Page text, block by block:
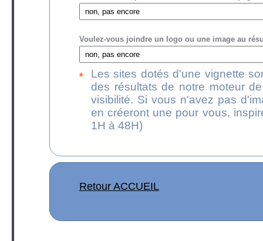
Voulez-vous joindre un logo ou une image au
Les sites dotés d'une vignette
des résultats de notre moteur
visibilité. Si vous n'avez pas
en créeront une pour vous,
1H à 48H)
Retour ACCUEIL